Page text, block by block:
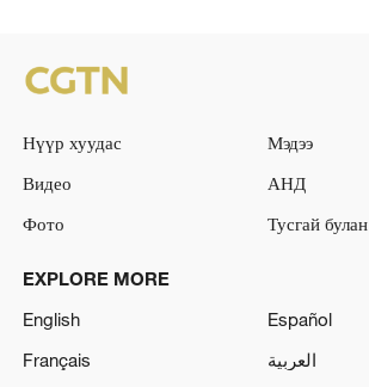
Нүүр хуудас
Мэдээ
Видео
АНД
Фото
Тусгай булан
EXPLORE MORE
English
Español
Français
العربية